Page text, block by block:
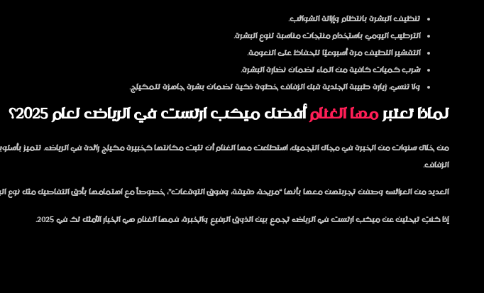
تنظيف البشرة بانتظام وإزالة الشوائب.
الترطيب اليومي باستخدام منتجات مناسبة لنوع البشرة.
التقشير اللطيف مرة أسبوعيًا للحفاظ على النعومة.
شرب كميات كافية من الماء لضمان نضارة البشرة.
ولا تنسي، زيارة طبيبة الجلدية قبل الزفاف خطوة ذكية لضمان بشرة جاهزة للمكياج.
لماذا تعتبرمها الغنامأفضل ميكب ارتست في الرياض لعام 2025؟
من خلال سنوات من الخبرة في مجال التجميل، استطاعت مها الغنام أن تثبت مكانتها كخبيرة مكياج رائدة في الرياض. تتميز
الزفاف.
العديد من العرائس وصفن تجربتهن معها بأنها “مريحة، دقيقة، وفوق التوقعات”، خصوصاً مع اهتمامها بأدق التفاصيل مثل نوع
إذا كنتِ تبحثين عن ميكب ارتست في الرياض تجمع بين الذوق الرفيع والخبرة، فمها الغنام هي الخيار الأمثل لك في 2025.